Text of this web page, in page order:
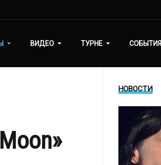
ВИДЕО ТУРНЕ СОБЫТИЯ
НОВОСТИ